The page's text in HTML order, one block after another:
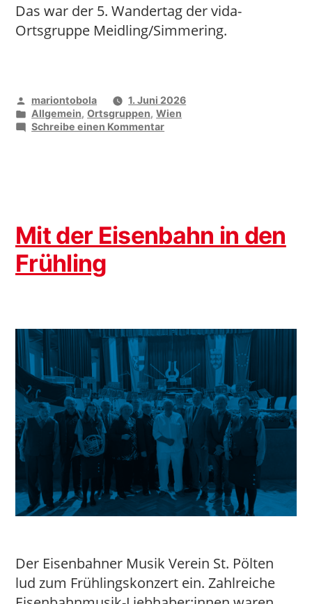
Das war der 5. Wandertag der vida-
Ortsgruppe Meidling/Simmering.
Veröffentlicht
von
mariontobola
1. Juni 2026
Veröffentlicht
unter
Allgemein,Ortsgruppen,Wien
Schreibe einen Kommentarzu
Mit der Eisenbahn in den
Frühling
Der Eisenbahner Musik Verein St. Pölten
lud zum Frühlingskonzert ein. Zahlreiche